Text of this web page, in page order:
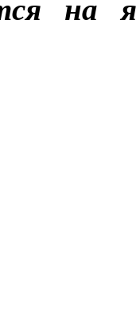
на